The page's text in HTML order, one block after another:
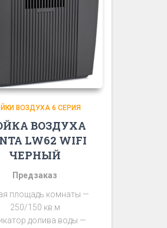
ВОЗДУХА 6 СЕРИЯ
ВОЗДУХА
LW62 WIFI
ЧЕРНЫЙ
Предзаказ
площадь комнаты —
250/150 кв.м
долива воды —